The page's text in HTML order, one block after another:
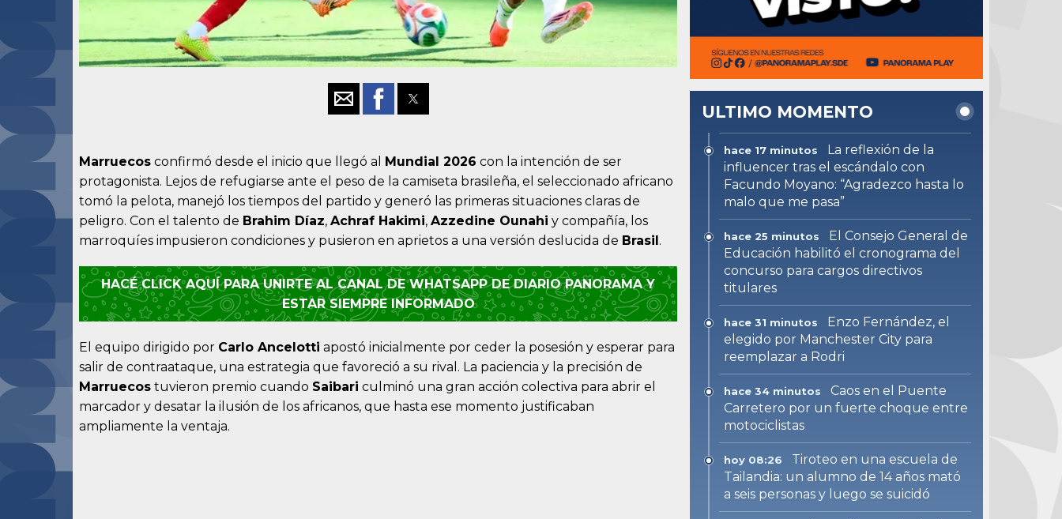
Marruecos confirmó desde el inicio que llegó al Mundial 2026 con la intención de ser
protagonista. Lejos de refugiarse ante el peso de la camiseta brasileña, el seleccionado africano
tomó la pelota, manejó los tiempos del partido y generó las primeras situaciones claras de
peligro. Con el talento de Brahim Díaz, Achraf Hakimi, Azzedine Ounahi y compañía, los
marroquíes impusieron condiciones y pusieron en aprietos a una versión deslucida de Brasil .
HACÉ CLICK AQUÍ PARA UNIRTE AL CANAL DE WHATSAPP DE DIARIO PANORAMA Y
ESTAR SIEMPRE INFORMADO
El equipo dirigido por Carlo Ancelotti apostó inicialmente por ceder la posesión y esperar para
salir de contraataque, una estrategia que favoreció a su rival. La paciencia y la precisión de
Marruecos tuvieron premio cuando Saibari culminó una gran acción colectiva para abrir el
marcador y desatar la ilusión de los africanos, que hasta ese momento justificaban
ampliamente la ventaja.
ULTIMO MOMENTO
hace 17 minutos
La reflexión de la
influencer tras el escándalo con
Facundo Moyano: “Agradezco hasta lo
malo que me pasa”
hace 25 minutos
El Consejo General de
Educación habilitó el cronograma del
concurso para cargos directivos
titulares
hace 31 minutos
Enzo Fernández, el
elegido por Manchester City para
reemplazar a Rodri
hace 34 minutos
Caos en el Puente
Carretero por un fuerte choque entre
motociclistas
hoy 08:26
Tiroteo en una escuela de
Tailandia: un alumno de 14 años mató
a seis personas y luego se suicidó